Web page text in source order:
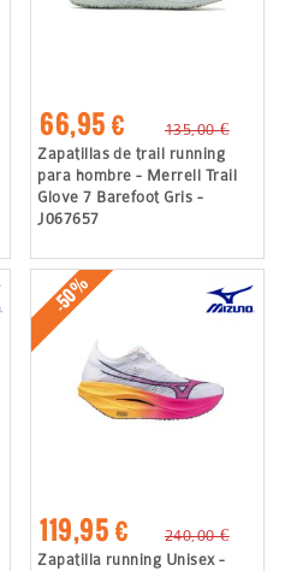
66,95 €
135,00 €
Zapatillas de trail running
para hombre - Merrell Trail
Glove 7 Barefoot Gris -
J067657
-50%
119,95 €
240,00 €
Zapatilla running Unisex -